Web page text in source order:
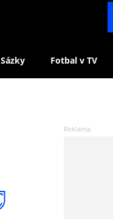
Sázky Fotbal v TV